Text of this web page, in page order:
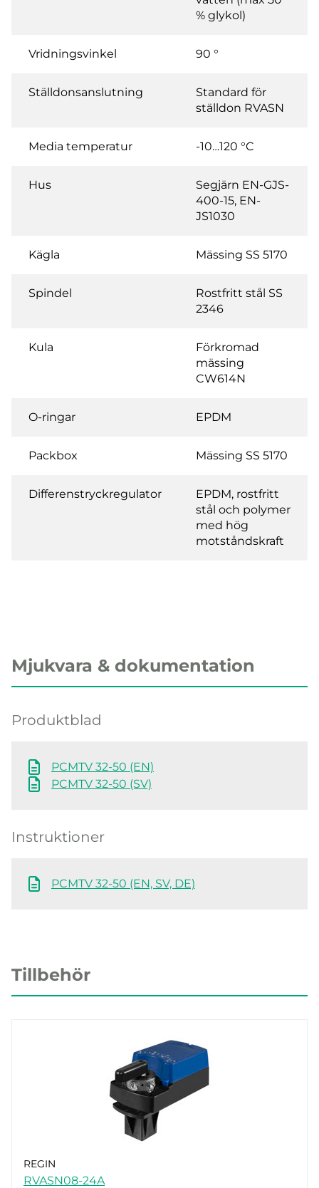
% glykol)
Vridningsvinkel 90 °
Ställdonsanslutning
Standard för
ställdon RVASN
Media temperatur -10…120 °C
Hus
Segjärn EN-GJS-
400-15, EN-
JS1030
Kägla Mässing SS 5170
Spindel
Rostfritt stål SS
2346
Kula
Förkromad
mässing
CW614N
O-ringar EPDM
Packbox Mässing SS 5170
Differenstryckregulator
EPDM, rostfritt
stål och polymer
med hög
motståndskraft
Mjukvara & dokumentation
Produktblad
PCMTV 32-50 (EN)
PCMTV 32-50 (SV)
Instruktioner
PCMTV 32-50 (EN, SV, DE)
Tillbehör
REGIN
RVASN08-24A